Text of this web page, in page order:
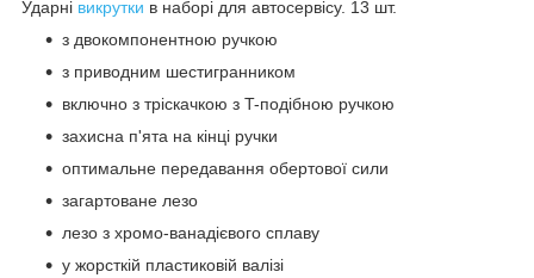
Ударні викрутки в наборі для автосервісу. 13 шт.
з двокомпонентною ручкою
з приводним шестигранником
включно з тріскачкою з T-подібною ручкою
захисна п'ята на кінці ручки
оптимальне передавання обертової сили
загартоване лезо
лезо з хромо-ванадієвого сплаву
у жорсткій пластиковій валізі